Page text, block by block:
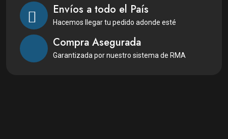
Envíos a todo el País
Hacemos llegar tu pedido adonde esté
Compra Asegurada
Garantizada por nuestro sistema de RMA